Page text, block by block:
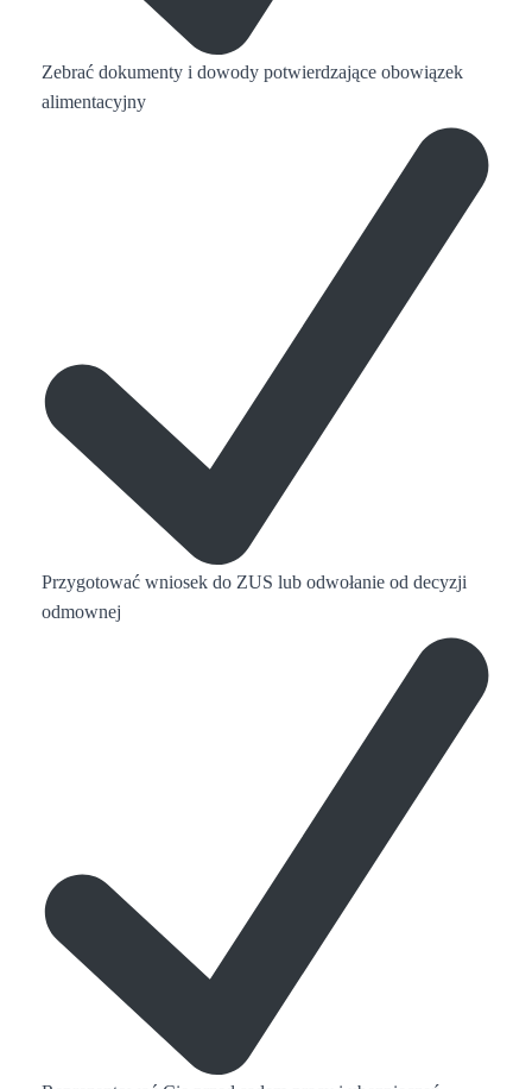
Zebrać dokumenty i dowody potwierdzające obowiązek
alimentacyjny
Przygotować wniosek do ZUS lub odwołanie od decyzji
odmownej